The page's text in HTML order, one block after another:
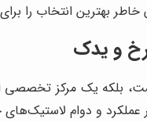
خاطر بهترین انتخاب را
و یدک
بلکه یک مرکز تخصصی
و دوام لاستیک‌های